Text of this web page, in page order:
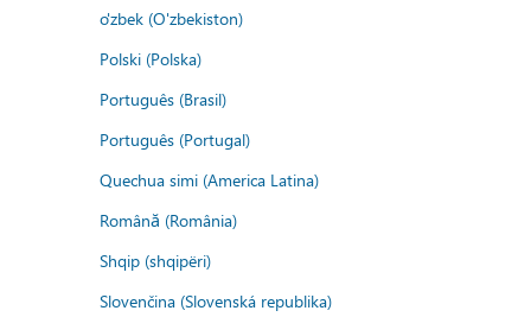
o'zbek (O'zbekiston)
Polski (Polska)
Português (Brasil)
Português (Portugal)
Quechua simi (America Latina)
Română (România)
Shqip (shqipëri)
Slovenčina (Slovenská republika)